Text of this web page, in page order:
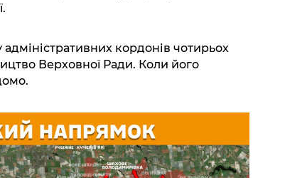
кордонів чотирьох
Верховної Ради. Коли його